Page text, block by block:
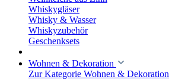
Whiskygläser
Whisky & Wasser
Whiskyzubehör
Geschenksets
Wohnen & Dekoration
Zur Kategorie Wohnen & Dekoration